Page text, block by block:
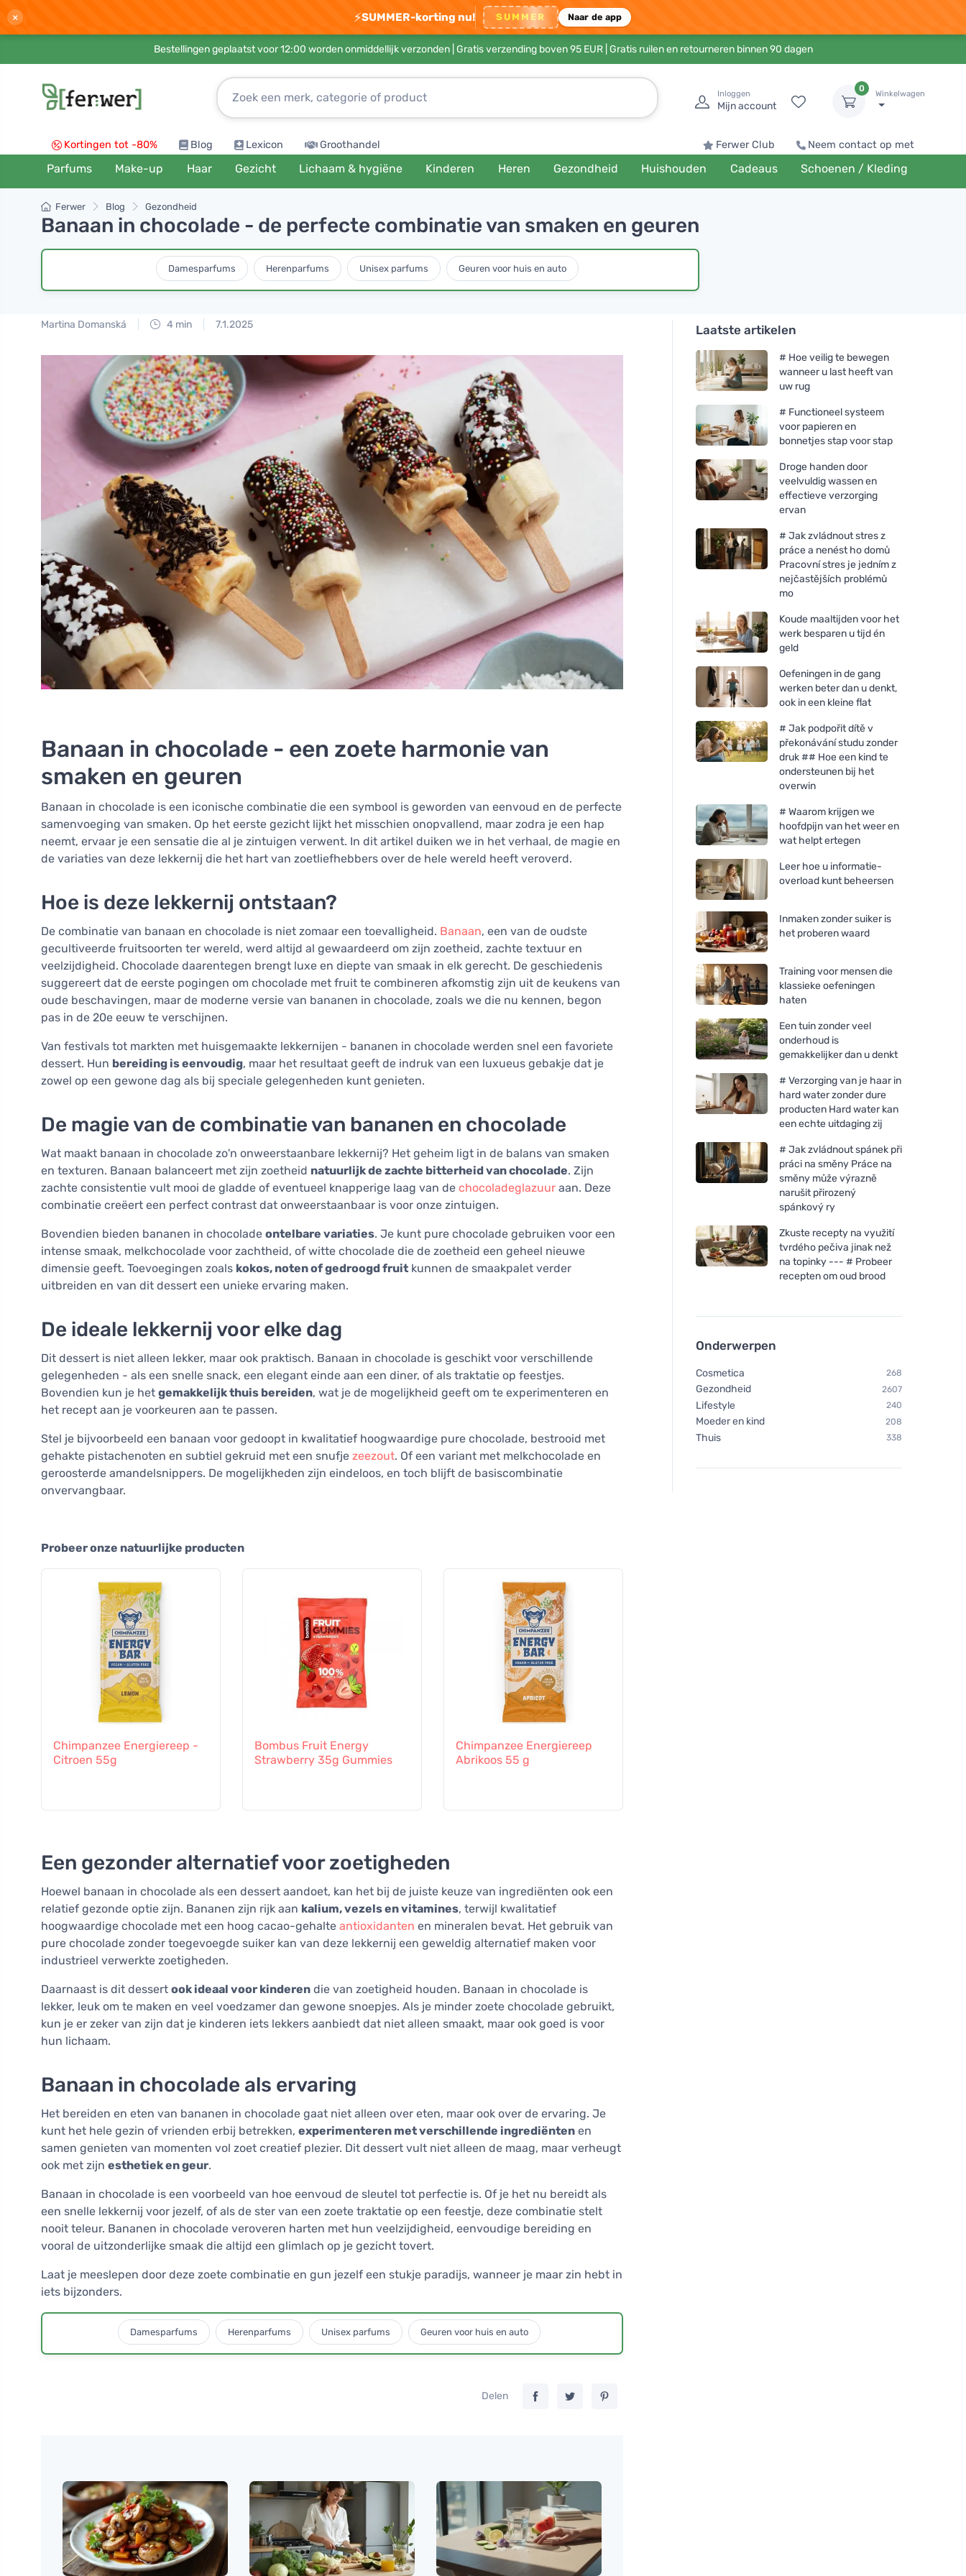
× ⚡SUMMER-korting nu! SUMMER Naar de app
Bestellingen geplaatst voor 12:00 worden onmiddellijk verzonden | Gratis verzending boven 95 EUR| Gratis ruilen en retourneren binnen 90 dagen
Inloggen
Mijn account
0
Winkelwagen
Kortingen tot -80% Blog Lexicon Groothandel Ferwer Club Neem contact op met
Parfums Make-up Haar Gezicht Lichaam & hygiëne Kinderen Heren Gezondheid Huishouden Cadeaus Schoenen / Kleding
Ferwer Blog Gezondheid
Banaan in chocolade - de perfecte combinatie van smaken en geuren
Damesparfums Herenparfums Unisex parfums Geuren voor huis en auto
Martina Domanská 4 min 7.1.2025
Banaan in chocolade - een zoete harmonie van
smaken en geuren
Banaan in chocolade is een iconische combinatie die een symbool is geworden van eenvoud en de perfecte
samenvoeging van smaken. Op het eerste gezicht lijkt het misschien onopvallend, maar zodra je een hap
neemt, ervaar je een sensatie die al je zintuigen verwent. In dit artikel duiken we in het verhaal, de magie en
de variaties van deze lekkernij die het hart van zoetliefhebbers over de hele wereld heeft veroverd.
Hoe is deze lekkernij ontstaan?
De combinatie van banaan en chocolade is niet zomaar een toevalligheid. Banaan, een van de oudste
gecultiveerde fruitsoorten ter wereld, werd altijd al gewaardeerd om zijn zoetheid, zachte textuur en
veelzijdigheid. Chocolade daarentegen brengt luxe en diepte van smaak in elk gerecht. De geschiedenis
suggereert dat de eerste pogingen om chocolade met fruit te combineren afkomstig zijn uit de keukens van
oude beschavingen, maar de moderne versie van bananen in chocolade, zoals we die nu kennen, begon
pas in de 20e eeuw te verschijnen.
Van festivals tot markten met huisgemaakte lekkernijen - bananen in chocolade werden snel een favoriete
dessert. Hun bereiding is eenvoudig, maar het resultaat geeft de indruk van een luxueus gebakje dat je
zowel op een gewone dag als bij speciale gelegenheden kunt genieten.
De magie van de combinatie van bananen en chocolade
Wat maakt banaan in chocolade zo'n onweerstaanbare lekkernij? Het geheim ligt in de balans van smaken
en texturen. Banaan balanceert met zijn zoetheid natuurlijk de zachte bitterheid van chocolade. Zijn
zachte consistentie vult mooi de gladde of eventueel knapperige laag van de chocoladeglazuur aan. Deze
combinatie creëert een perfect contrast dat onweerstaanbaar is voor onze zintuigen.
Bovendien bieden bananen in chocolade ontelbare variaties. Je kunt pure chocolade gebruiken voor een
intense smaak, melkchocolade voor zachtheid, of witte chocolade die de zoetheid een geheel nieuwe
dimensie geeft. Toevoegingen zoals kokos, noten of gedroogd fruit kunnen de smaakpalet verder
uitbreiden en van dit dessert een unieke ervaring maken.
De ideale lekkernij voor elke dag
Dit dessert is niet alleen lekker, maar ook praktisch. Banaan in chocolade is geschikt voor verschillende
gelegenheden - als een snelle snack, een elegant einde aan een diner, of als traktatie op feestjes.
Bovendien kun je het gemakkelijk thuis bereiden, wat je de mogelijkheid geeft om te experimenteren en
het recept aan je voorkeuren aan te passen.
Stel je bijvoorbeeld een banaan voor gedoopt in kwalitatief hoogwaardige pure chocolade, bestrooid met
gehakte pistachenoten en subtiel gekruid met een snufje zeezout. Of een variant met melkchocolade en
geroosterde amandelsnippers. De mogelijkheden zijn eindeloos, en toch blijft de basiscombinatie
onvervangbaar.
Probeer onze natuurlijke producten
Chimpanzee Energiereep -
Citroen 55g
Bombus Fruit Energy
Strawberry 35g Gummies
Chimpanzee Energiereep
Abrikoos 55 g
Een gezonder alternatief voor zoetigheden
Hoewel banaan in chocolade als een dessert aandoet, kan het bij de juiste keuze van ingrediënten ook een
relatief gezonde optie zijn. Bananen zijn rijk aan kalium, vezels en vitamines, terwijl kwalitatief
hoogwaardige chocolade met een hoog cacao-gehalte antioxidanten en mineralen bevat. Het gebruik van
pure chocolade zonder toegevoegde suiker kan van deze lekkernij een geweldig alternatief maken voor
industrieel verwerkte zoetigheden.
Daarnaast is dit dessert ook ideaal voor kinderen die van zoetigheid houden. Banaan in chocolade is
lekker, leuk om te maken en veel voedzamer dan gewone snoepjes. Als je minder zoete chocolade gebruikt,
kun je er zeker van zijn dat je kinderen iets lekkers aanbiedt dat niet alleen smaakt, maar ook goed is voor
hun lichaam.
Banaan in chocolade als ervaring
Het bereiden en eten van bananen in chocolade gaat niet alleen over eten, maar ook over de ervaring. Je
kunt het hele gezin of vrienden erbij betrekken, experimenteren met verschillende ingrediënten en
samen genieten van momenten vol zoet creatief plezier. Dit dessert vult niet alleen de maag, maar verheugt
ook met zijn esthetiek en geur.
Banaan in chocolade is een voorbeeld van hoe eenvoud de sleutel tot perfectie is. Of je het nu bereidt als
een snelle lekkernij voor jezelf, of als de ster van een zoete traktatie op een feestje, deze combinatie stelt
nooit teleur. Bananen in chocolade veroveren harten met hun veelzijdigheid, eenvoudige bereiding en
vooral de uitzonderlijke smaak die altijd een glimlach op je gezicht tovert.
Laat je meeslepen door deze zoete combinatie en gun jezelf een stukje paradijs, wanneer je maar zin hebt in
iets bijzonders.
Damesparfums Herenparfums Unisex parfums Geuren voor huis en auto
Delen
Laatste artikelen
# Hoe veilig te bewegen
wanneer u last heeft van
uw rug
# Functioneel systeem
voor papieren en
bonnetjes stap voor stap
Droge handen door
veelvuldig wassen en
effectieve verzorging
ervan
# Jak zvládnout stres z
práce a nenést ho domů
Pracovní stres je jedním z
nejčastějších problémů
mo
Koude maaltijden voor het
werk besparen u tijd én
geld
Oefeningen in de gang
werken beter dan u denkt,
ook in een kleine flat
# Jak podpořit dítě v
překonávání studu zonder
druk ## Hoe een kind te
ondersteunen bij het
overwin
# Waarom krijgen we
hoofdpijn van het weer en
wat helpt ertegen
Leer hoe u informatie-
overload kunt beheersen
Inmaken zonder suiker is
het proberen waard
Training voor mensen die
klassieke oefeningen
haten
Een tuin zonder veel
onderhoud is
gemakkelijker dan u denkt
# Verzorging van je haar in
hard water zonder dure
producten Hard water kan
een echte uitdaging zij
# Jak zvládnout spánek při
práci na směny Práce na
směny může výrazně
narušit přirozený
spánkový ry
Zkuste recepty na využití
tvrdého pečiva jinak než
na topinky --- # Probeer
recepten om oud brood
Onderwerpen
Cosmetica 268
Gezondheid 2607
Lifestyle 240
Moeder en kind 208
Thuis 338